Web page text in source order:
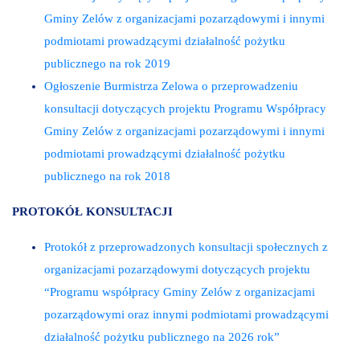
Gminy Zelów z organizacjami pozarządowymi i innymi
podmiotami prowadzącymi działalność pożytku
publicznego na rok 2019
Ogłoszenie Burmistrza Zelowa o przeprowadzeniu
konsultacji dotyczących projektu Programu Współpracy
Gminy Zelów z organizacjami pozarządowymi i innymi
podmiotami prowadzącymi działalność pożytku
publicznego na rok 2018
PROTOKÓŁ KONSULTACJI
Protokół z przeprowadzonych konsultacji społecznych z
organizacjami pozarządowymi dotyczących projektu
“Programu współpracy Gminy Zelów z organizacjami
pozarządowymi oraz innymi podmiotami prowadzącymi
działalność pożytku publicznego na 2026 rok”